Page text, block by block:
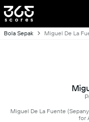
Bola Sepak Miguel De La
Miguel De La Fuente
for